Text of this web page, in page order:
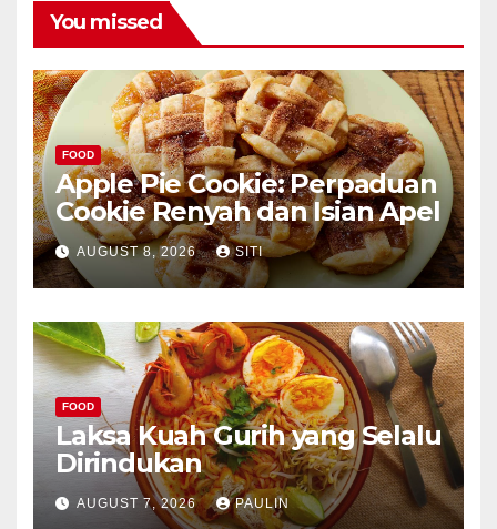
You missed
FOOD
Apple Pie Cookie: Perpaduan
Cookie Renyah dan Isian Apel
AUGUST 8, 2026 SITI
FOOD
Laksa Kuah Gurih yang Selalu
Dirindukan
AUGUST 7, 2026 PAULIN